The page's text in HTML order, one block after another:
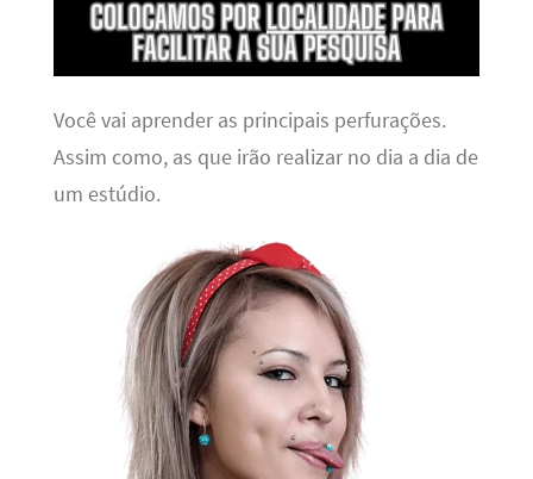
Você vai aprender as principais perfurações.
Assim como, as que irão realizar no dia a dia de
um estúdio.